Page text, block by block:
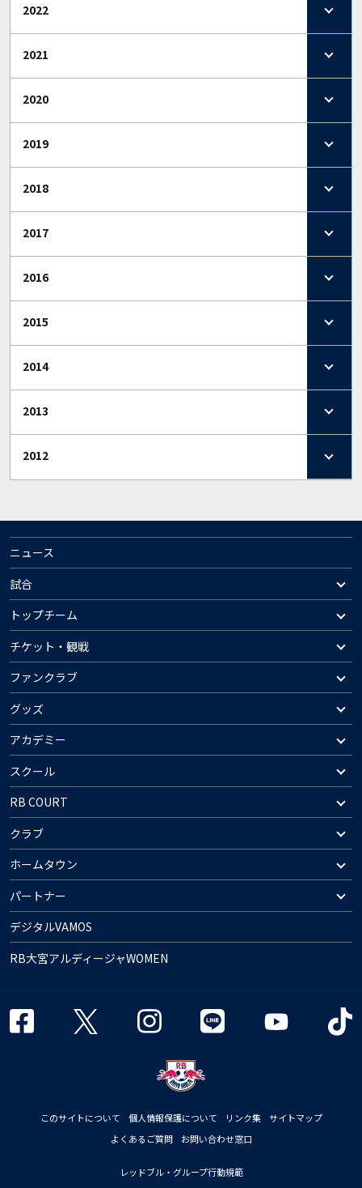
2022
2021
2020
2019
2018
2017
2016
2015
2014
2013
2012
ニュース
試合
トップチーム
チケット・観戦
ファンクラブ
グッズ
アカデミー
スクール
RB COURT
クラブ
ホームタウン
パートナー
デジタルVAMOS
RB大宮アルディージャWOMEN
このサイトについて 個人情報保護について リンク集
サイトマップ
よくあるご質問
お問い合わせ窓口
レッドブル・グループ行動規範